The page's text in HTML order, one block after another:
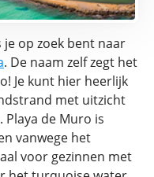
op zoek bent naar
. De naam zelf zegt het
Je kunt hier heerlijk
met uitzicht
Playa de Muro is
vanwege het
voor gezinnen met